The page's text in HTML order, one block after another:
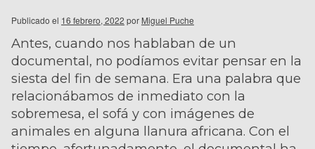
Publicado el 16 febrero, 2022 por Miguel Puche
Antes, cuando nos hablaban de un
documental, no podíamos evitar pensar en la
siesta del fin de semana. Era una palabra que
relacionábamos de inmediato con la
sobremesa, el sofá y con imágenes de
animales en alguna llanura africana. Con el